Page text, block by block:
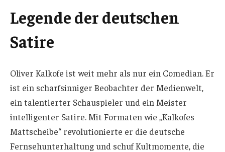
Legende der deutschen
Satire
Oliver Kalkofe ist weit mehr als nur ein Comedian. Er
ist ein scharfsinniger Beobachter der Medienwelt,
ein talentierter Schauspieler und ein Meister
intelligenter Satire. Mit Formaten wie „Kalkofes
Mattscheibe“ revolutionierte er die deutsche
Fernsehunterhaltung und schuf Kultmomente, die